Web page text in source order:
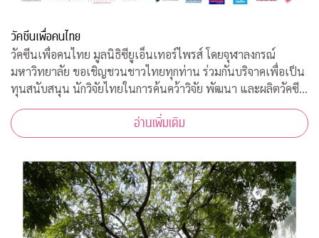
วัคซีนเพื่อคนไทย
วัคซีนเพื่อคนไทย มูลนิธิซียูเอ็นเทอร์ไพรส์ โดยจุฬาลงกรณ์
มหาวิทยาลัย ขอเชิญชวนชาวไทยทุกท่าน ร่วมกันบริจาคเพื่อเป็น
ทุนสนับสนุน นักวิจัยไทยในการค้นคว้าวิจัย พัฒนา และผลิตวัคซีน
ต้านโควิด-19*
อ่านเพิ่มเติม